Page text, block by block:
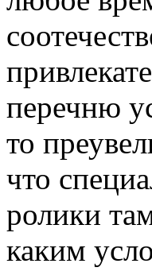
перечню
то
что
ролики
каким